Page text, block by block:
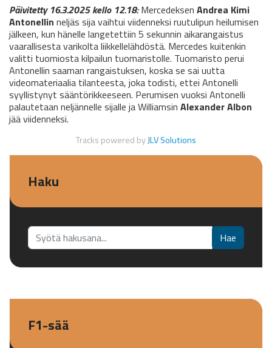
Päivitetty 16.3.2025 kello 12.18:Mercedeksen Andrea Kimi
Antonellin neljäs sija vaihtui viidenneksi ruutulipun heilumisen
jälkeen, kun hänelle langetettiin 5 sekunnin aikarangaistus
vaarallisesta varikolta liikkellelähdöstä. Mercedes kuitenkin
valitti tuomiosta kilpailun tuomaristolle. Tuomaristo perui
Antonellin saaman rangaistuksen, koska se sai uutta
videomateriaalia tilanteesta, joka todisti, ettei Antonelli
syyllistynyt sääntörikkeeseen. Perumisen vuoksi Antonelli
palautetaan neljännelle sijalle ja Williamsin Alexander Albon
jää viidenneksi.
Tracks powered byJLV Solutions
Haku
Etsi... Hae
F1-sää